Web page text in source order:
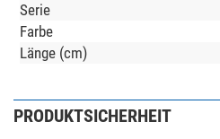
Serie
Farbe
Länge (cm)
PRODUKTSICHERHEIT